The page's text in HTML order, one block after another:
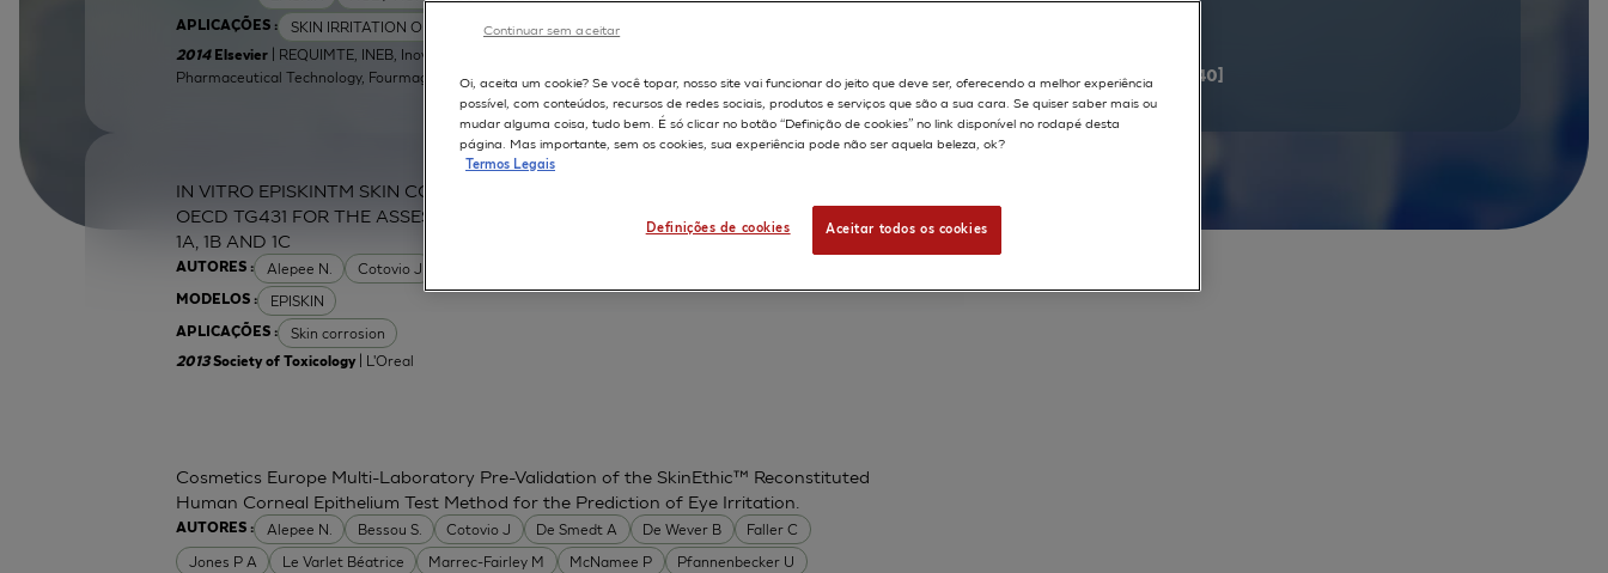
APLICAÇÕES : SKIN IRRITATION OF CHEMICALS SKIN IRRITATION OF COSMETICS
2014 Elsevier
| REQUIMTE, INEB, Inovapotek, IINFACTS, Department of Drug Sciences, Laboratory of
Pharmaceutical Technology, Fourmag Lda
AUTORES : Alepee N. Cotovio J
MODELOS : EPISKIN
APLICAÇÕES : Skin corrosion
IN VITRO EPISKINTM SKIN CORROSION AS A REFERENCE TEST METHOD IN
OECD TG431 FOR THE ASSESSMENT OF SKIN CORROSION IN SUB-CATEGORIES
1A, 1B AND 1C
2013Society of Toxicology| L'Oreal
AUTORES : Alepee N. Bessou S. Cotovio J De Smedt A De Wever B
Faller C
Jones P A
Le Varlet Béatrice Marrec-Fairley M McNamee P
Pfannenbecker U
Cosmetics Europe Multi-Laboratory Pre-Validation of the SkinEthic™ Reconstituted
Human Corneal Epithelium Test Method for the Prediction of Eye Irritation.
598documents [21 - 40]
Oi, aceita um cookie? Se você topar, nosso site vai funcionar do jeito que deve ser, oferecendo a melhor experiência
possível, com conteúdos, recursos de redes sociais, produtos e serviços que são a sua cara. Se quiser saber mais ou
mudar alguma coisa, tudo bem. É só clicar no botão “Definição de cookies” no link disponível no rodapé desta
página. Mas importante, sem os cookies, sua experiência pode não ser aquela beleza, ok?
Termos Legais
Definições de cookies Aceitar todos os cookies
Continuar sem aceitar